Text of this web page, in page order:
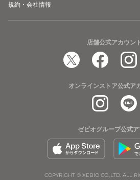
規約・会社情報
店舗公式アカウン
オンラインストア公式ア
ゼビオグループ公式ア
COPYRIGHT © XEBIO CO.,LTD. ALL